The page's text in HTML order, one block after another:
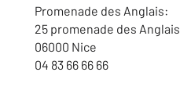
Promenade des Anglais:
25 promenade des Anglais
06000 Nice
04 83 66 66 66